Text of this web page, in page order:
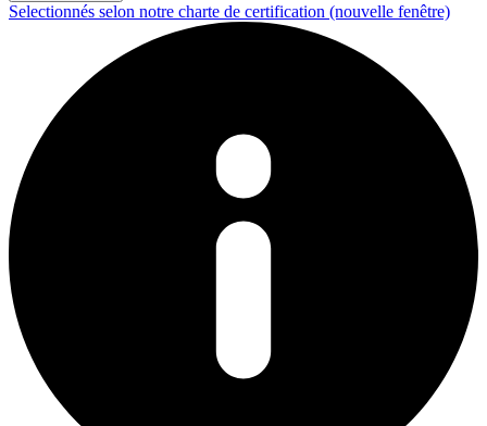
Selectionnés selon notre charte de certification (nouvelle fenêtre)